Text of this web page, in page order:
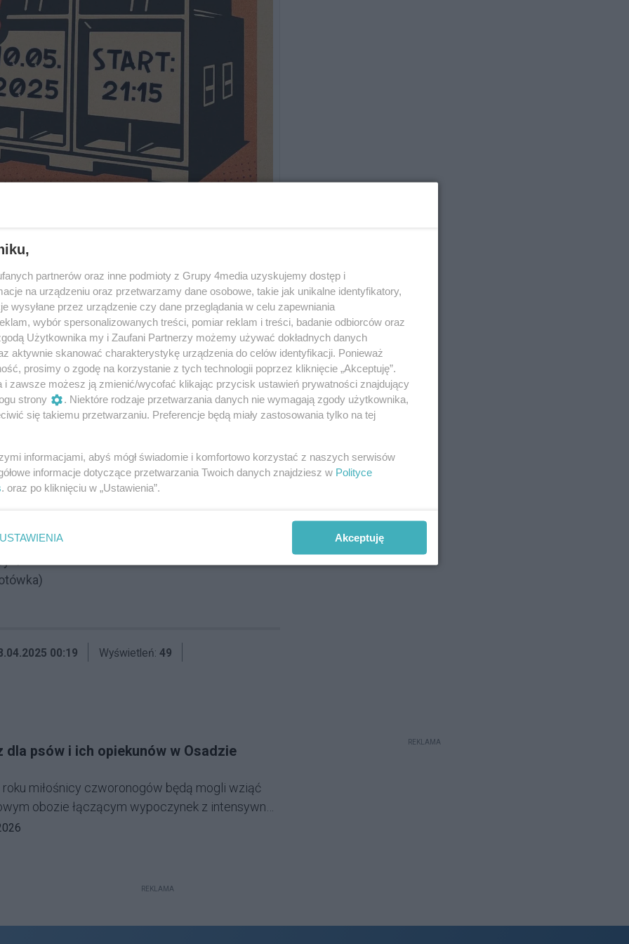
Rzeszów, zapraszają na drugą,
budowany zestaw głośnikowy
czterech masażystów :
4
00:19 Wyświetleń: 49
dla psów i ich opiekunów w Osadzie
miłośnicy czworonogów będą mogli wziąć
obozie łączącym wypoczynek z intensywną
Organizatorzy projektu "Wyszczekani.
dla wszystkich opiekunów psów –
wydarzenia:
REKLAMA
REKLAMA
partnerów oraz inne podmioty z Grupy 4media uzyskujemy dostęp i
na urządzeniu oraz przetwarzamy dane osobowe, takie jak unikalne identyfikatory,
wysyłane przez urządzenie czy dane przeglądania w celu zapewniania
wybór spersonalizowanych treści, pomiar reklam i treści, badanie odbiorców oraz
Użytkownika my i Zaufani Partnerzy możemy używać dokładnych danych
aktywnie skanować charakterystykę urządzenia do celów identyfikacji. Ponieważ
prosimy o zgodę na korzystanie z tych technologii poprzez kliknięcie „Akceptuję”.
i zawsze możesz ją zmienić/wycofać klikając przycisk ustawień prywatności znajdujący
strony
. Niektóre rodzaje przetwarzania danych nie wymagają zgody użytkownika,
się takiemu przetwarzaniu. Preferencje będą miały zastosowania tylko na tej
informacjami, abyś mógł świadomie i komfortowo korzystać z naszych serwisów
informacje dotyczące przetwarzania Twoich danych znajdziesz w Polityce
. oraz po kliknięciu w „Ustawienia”.
USTAWIENIA Akceptuję